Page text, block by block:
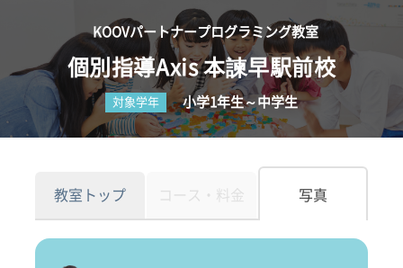
KOOVパートナープログラミング教室
個別指導Axis 本諫早駅前校
対象学年 小学1年生～中学生
教室トップ コース・料金 写真